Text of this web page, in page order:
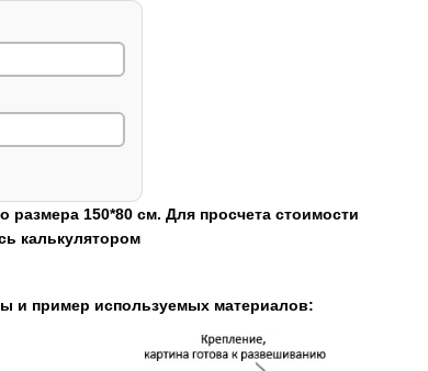
размера 150*80 см. Для просчета стоимости
калькулятором
и пример используемых материалов: